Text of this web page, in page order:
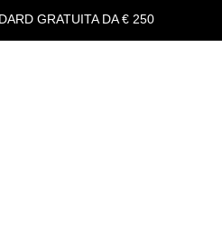
GRATUITA DA € 250